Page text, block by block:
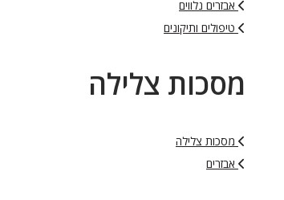
אבזרים נלווים
טיפולים ותיקונים
מסכות צלילה
מסכות צלילה
אבזרים